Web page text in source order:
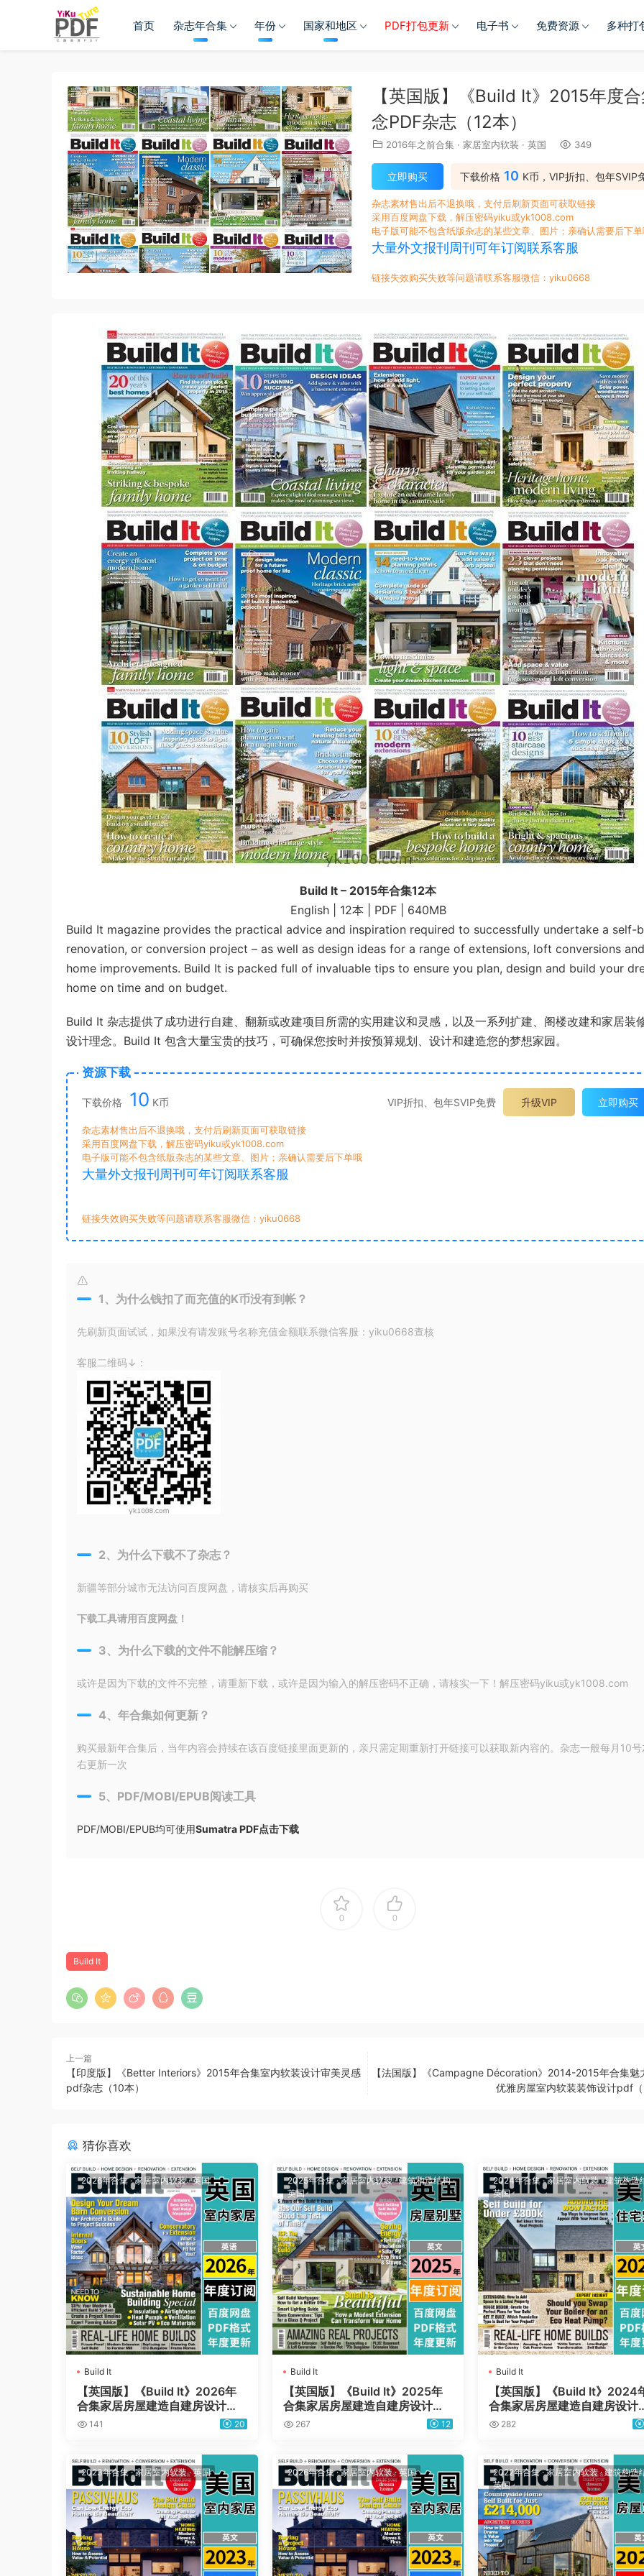
首页 杂志年合集 年份 国家和地区 PDF打包更新 电子书 免费资源 多种打
【英国版】《Build It》2015年度
念PDF杂志（12本）
2016年之前合集 · 家居室内软装 · 英国 349
下载价格 10 K币，VIP折扣、包年SVIP
立即购买
杂志素材售出后不退换哦，支付后刷新页面可获取链接
采用百度网盘下载，解压密码yiku或yk1008.com
电子版可能不包含纸版杂志的某些文章、图片；亲确认需要后下
大量外文报刊周刊可年订阅联系客服
链接失效购买失败等问题请联系客服微信：yiku0668
Build It – 2015年合集12本
English | 12本 | PDF | 640MB
Build It magazine provides the practical advice and inspiration required to successfully undertake a self-
renovation, or conversion project – as well as design ideas for a range of extensions, loft conversions and
home improvements. Build It is packed full of invaluable tips to ensure you plan, design and build your
home on time and on budget.
Build It 杂志提供了成功进行自建、翻新或改建项目所需的实用建议和灵感，以及一系列扩建、阁楼改建和家居装
设计理念。Build It 包含大量宝贵的技巧，可确保您按时并按预算规划、设计和建造您的梦想家园。
资源下载
下载价格 10 K币 VIP折扣、包年SVIP免费 升级VIP 立即购买
杂志素材售出后不退换哦，支付后刷新页面可获取链接
采用百度网盘下载，解压密码yiku或yk1008.com
电子版可能不包含纸版杂志的某些文章、图片；亲确认需要后下单哦
大量外文报刊周刊可年订阅联系客服
链接失效购买失败等问题请联系客服微信：yiku0668
1、为什么钱扣了而充值的K币没有到帐？
先刷新页面试试，如果没有请发账号名称充值金额联系微信客服：yiku0668查核
客服二维码↓：
2、为什么下载不了杂志？
新疆等部分城市无法访问百度网盘，请核实后再购买
下载工具请用百度网盘！
3、为什么下载的文件不能解压缩？
或许是因为下载的文件不完整，请重新下载，或许是因为输入的解压密码不正确，请核实一下！解压密码yiku或yk1008.com
4、年合集如何更新？
购买最新年合集后，当年内容会持续在该百度链接里面更新的，亲只需定期重新打开链接可以获取新内容的。杂志一般每月10号
右更新一次
5、PDF/MOBI/EPUB阅读工具
PDF/MOBI/EPUB均可使用Sumatra PDF点击下载
0 0
Build It
上一篇
【印度版】《Better Interiors》2015年合集室内软装设计审美灵感
pdf杂志（10本）
【法国版】《Campagne Décoration》2014-2015年合集魅
优雅房屋室内软装装饰设计pdf
猜你喜欢
2026年合集·家居室内软装·英国
Build It
【英国版】《Build It》2026年
合集家居房屋建造自建房设计规
划理念PDF杂志（年订阅）
141 20
2025年合集·家居室内软装·建筑构造结构·
英国
Build It
【英国版】《Build It》2025年
合集家居房屋建造自建房设计规
划理念PDF杂志（年订阅）
267 12
2024年合集·家居室内软装·建筑构造
英国
Build It
【英国版】《Build It》2024
合集家居房屋建造自建房设计
划理念PDF杂志（年订阅）
282
2023年合集·家居室内软装·英国 2026年合集·家居室内软装·英国 2022年合集·家居室内软装·建筑构造
英国